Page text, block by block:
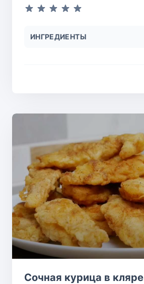
ИНГРЕДИЕНТЫ
Сочная курица в кляре